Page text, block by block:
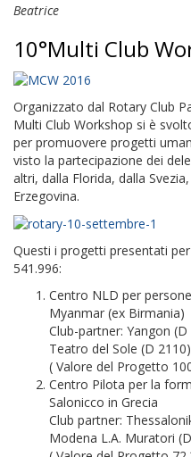
Beatrice
10°Multi Club
Organizzato dal Rotary Club
Multi Club Workshop si è
per promuovere progetti
visto la partecipazione dei
altri, dalla Florida, dalla
Erzegovina.
Questi i progetti presentati
541.996:
Centro NLD per
Myanmar (ex Birmania)
Club-partner: Yangon
Teatro del Sole (D
( Valore del Progetto
Centro Pilota per la
Salonicco in Grecia
Club partner:
Modena L.A. Muratori